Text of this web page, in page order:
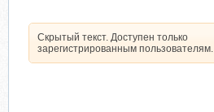
Скрытый текст. Доступен только
зарегистрированным пользователям.